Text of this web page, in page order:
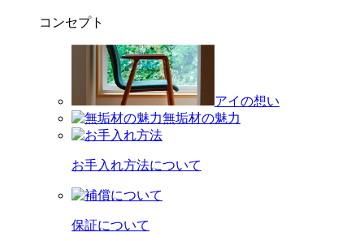
コンセプト
アイの想い
無垢材の魅力
お手入れ方法について
保証について